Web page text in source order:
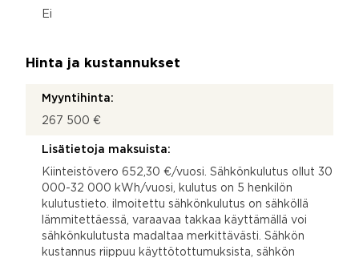
Ei
Hinta ja kustannukset
Myyntihinta:
267 500 €
Lisätietoja maksuista:
Kiinteistövero 652,30 €/vuosi. Sähkönkulutus ollut 30
000-32 000 kWh/vuosi, kulutus on 5 henkilön
kulutustieto. ilmoitettu sähkönkulutus on sähköllä
lämmitettäessä, varaavaa takkaa käyttämällä voi
sähkönkulutusta madaltaa merkittävästi. Sähkön
kustannus riippuu käyttötottumuksista, sähkön